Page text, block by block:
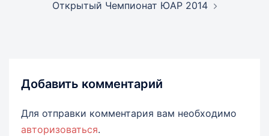
Открытый Чемпионат ЮАР 2014
Добавить комментарий
Для отправки комментария вам необходимо
авторизоваться.